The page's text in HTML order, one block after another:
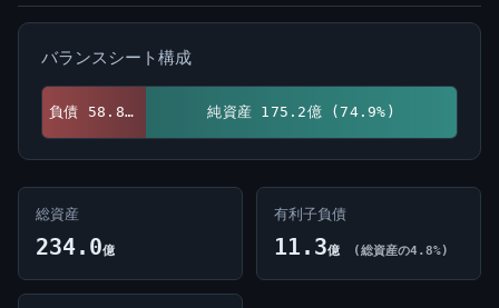
バランスシート構成
負債 58.8億 (25.1%) 純資産 175.2億 (74.9%)
総資産
234.0億
有利子負債
11.3億 (総資産の4.8%)